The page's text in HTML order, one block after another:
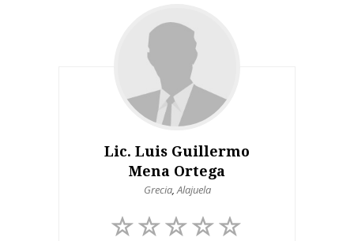
Lic. Luis Guillermo
Mena Ortega
Grecia,Alajuela